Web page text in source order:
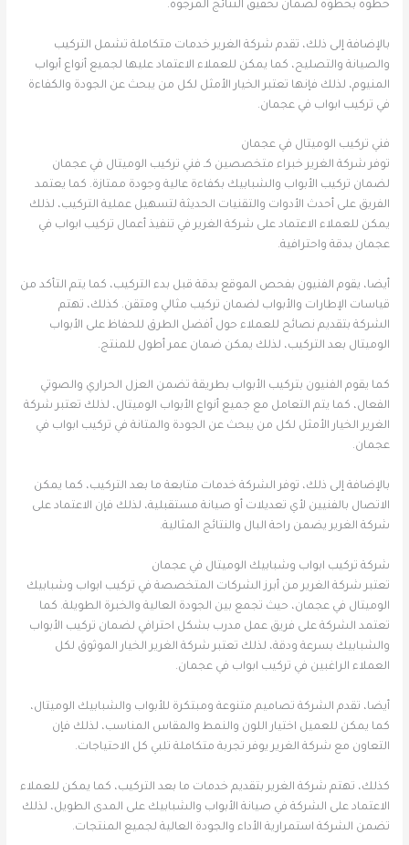
خطوة بخطوة لضمان تحقيق النتائج المرجوة.
بالإضافة إلى ذلك، تقدم شركة الغرير خدمات متكاملة تشمل التركيب
والصيانة والتصليح، كما يمكن للعملاء الاعتماد عليها لجميع أنواع أبواب
المنيوم، لذلك فإنها تعتبر الخيار الأمثل لكل من يبحث عن الجودة والكفاءة
في تركيب ابواب في عجمان.
فني تركيب الوميتال في عجمان
توفر شركة الغرير خبراء متخصصين كـ فني تركيب الوميتال في عجمان
لضمان تركيب الأبواب والشبابيك بكفاءة عالية وجودة ممتازة. كما يعتمد
الفريق على أحدث الأدوات والتقنيات الحديثة لتسهيل عملية التركيب، لذلك
يمكن للعملاء الاعتماد على شركة الغرير في تنفيذ أعمال تركيب ابواب في
عجمان بدقة واحترافية.
أيضا، يقوم الفنيون بفحص الموقع بدقة قبل بدء التركيب، كما يتم التأكد من
قياسات الإطارات والأبواب لضمان تركيب مثالي ومتقن. كذلك، تهتم
الشركة بتقديم نصائح للعملاء حول أفضل الطرق للحفاظ على الأبواب
الوميتال بعد التركيب، لذلك يمكن ضمان عمر أطول للمنتج.
كما يقوم الفنيون بتركيب الأبواب بطريقة تضمن العزل الحراري والصوتي
الفعال، كما يتم التعامل مع جميع أنواع الأبواب الوميتال، لذلك تعتبر شركة
الغرير الخيار الأمثل لكل من يبحث عن الجودة والمتانة في تركيب ابواب في
عجمان.
بالإضافة إلى ذلك، توفر الشركة خدمات متابعة ما بعد التركيب، كما يمكن
الاتصال بالفنيين لأي تعديلات أو صيانة مستقبلية، لذلك فإن الاعتماد على
شركة الغرير يضمن راحة البال والنتائج المثالية.
شركة تركيب ابواب وشبابيك الوميتال في عجمان
تعتبر شركة الغرير من أبرز الشركات المتخصصة في تركيب ابواب وشبابيك
الوميتال في عجمان، حيث تجمع بين الجودة العالية والخبرة الطويلة. كما
تعتمد الشركة على فريق عمل مدرب بشكل احترافي لضمان تركيب الأبواب
والشبابيك بسرعة ودقة، لذلك تعتبر شركة الغرير الخيار الموثوق لكل
العملاء الراغبين في تركيب ابواب في عجمان.
أيضا، تقدم الشركة تصاميم متنوعة ومبتكرة للأبواب والشبابيك الوميتال،
كما يمكن للعميل اختيار اللون والنمط والمقاس المناسب، لذلك فإن
التعاون مع شركة الغرير يوفر تجربة متكاملة تلبي كل الاحتياجات.
كذلك، تهتم شركة الغرير بتقديم خدمات ما بعد التركيب، كما يمكن للعملاء
الاعتماد على الشركة في صيانة الأبواب والشبابيك على المدى الطويل، لذلك
تضمن الشركة استمرارية الأداء والجودة العالية لجميع المنتجات.